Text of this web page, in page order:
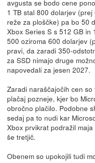
avgusta se bodo cene
1 TB stal 800 dolarjev
reže za ploščke) pa bo 50
Xbox Series S s 512 GB in
500 oziroma 600 dolarjev
pravi, da zaradi 350-
za SSD nimajo druge
napovedali za jesen 2027.
Zaradi naraščajočih cen
plačaj pozneje, kjer bo
obročno plačilo. Podobne
sedaj pa to nudi kar
Xbox prvikrat podražil
še tretjič.
Obenem so upokojili tudi